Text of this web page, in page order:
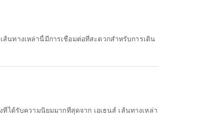
นทางเหล่านี้มีการเชื่อมต่อที่สะดวกสำหรับการเดิน
ที่ได้รับความนิยมมากที่สุดจาก เอเธนส์ เส้นทางเหล่า